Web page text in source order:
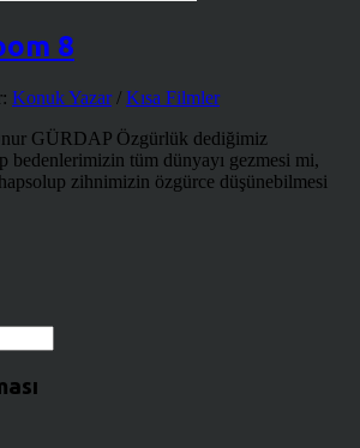
8
Konuk Yazar/ Kısa Filmler
GÜRDAP Özgürlük dediğimiz
bedenlerimizin tüm dünyayı gezmesi mi,
zihnimizin özgürce düşünebilmesi